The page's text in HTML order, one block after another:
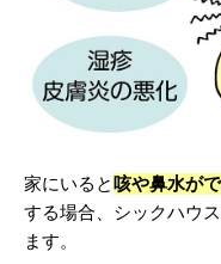
家にいると咳や鼻水が
する場合、シックハウ
ます。